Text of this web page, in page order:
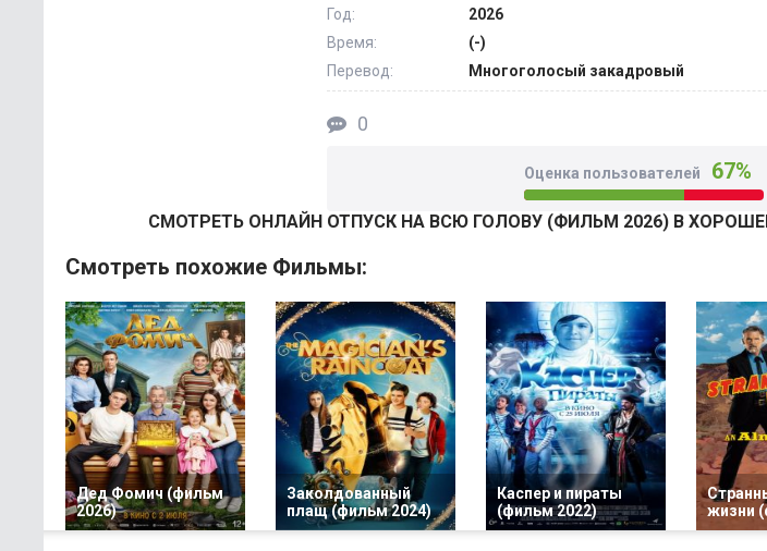
Год:
2026
Время:
(-)
Перевод:
Многоголосый закадровый
0
Оценка пользователей 67%
СМОТРEТЬ ОНЛАЙН ОТПУСК НА ВСЮ ГОЛОВУ (ФИЛЬМ 2026) В
Смотреть похожие Фильмы:
Дед Фомич (фильм
2026)
Заколдованный
плащ (фильм 2024)
Каспер и пираты
(фильм 2022)
жизни